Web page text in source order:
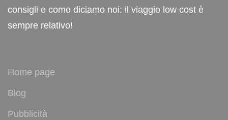
consigli e come diciamo noi: il viaggio low cost è
sempre relativo!
Home page
Blog
Pubblicità